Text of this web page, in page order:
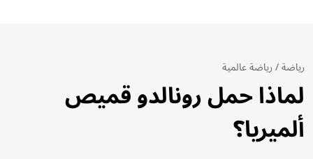
رياضة/رياضة عالمية
لماذا حمل رونالدو قميص
ألميريا؟